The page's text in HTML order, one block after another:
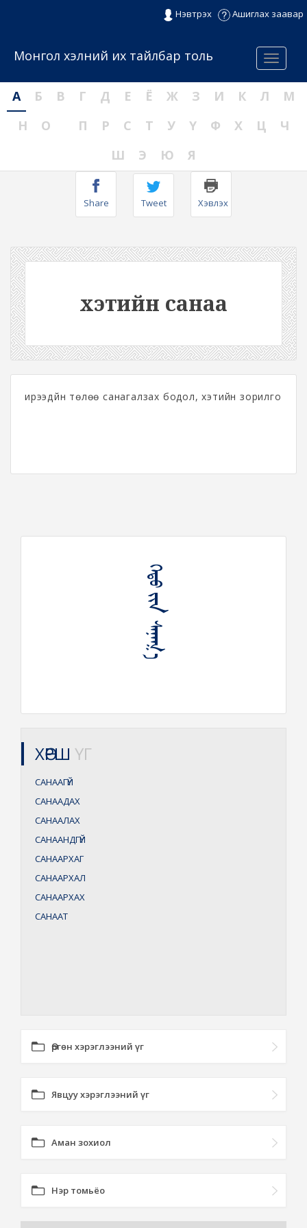
Нэвтрэх Ашиглах заавар
Menu
Монгол хэлний их тайлбар толь
А Б В Г Д Е Ё Ж З И К Л
М
Н
О П Р С Т У Ү Ф Х Ц
Ч
Ш
Э Ю Я
Share Tweet Хэвлэх
хэтийн санаа
ирээдүйн төлөө санагалзах бодол, хэтийн зорилго
ᠬᠡᠲᠤ ᠢᠢᠨ ᠰᠠᠨᠠᠭ᠎ᠠ
ХӨРШ ҮГ
САНААГҮЙ
САНААДАХ
САНААЛАХ
САНААНДГҮЙ
САНААРХАГ
САНААРХАЛ
САНААРХАХ
САНААТ
Өргөн хэрэглээний үг
Явцуу хэрэглээний үг
Аман зохиол
Нэр томьёо